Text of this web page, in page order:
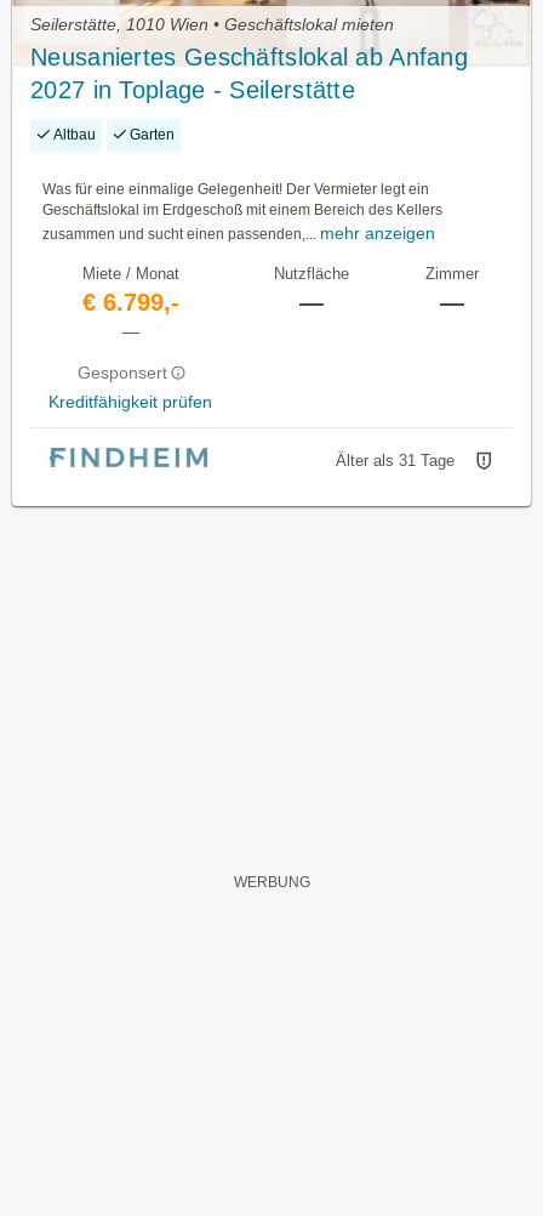
Seilerstätte, 1010 Wien • Geschäftslokal mieten
Neusaniertes Geschäftslokal ab Anfang
2027 in Toplage - Seilerstätte
Altbau Garten
Was für eine einmalige Gelegenheit! Der Vermieter legt ein
Geschäftslokal im Erdgeschoß mit einem Bereich des Kellers
zusammen und sucht einen passenden,... mehr anzeigen
Miete / Monat
€ 6.799,-
—
Gesponsert
Kreditfähigkeit prüfen
Nutzfläche
—
Zimmer
—
Älter als 31 Tage